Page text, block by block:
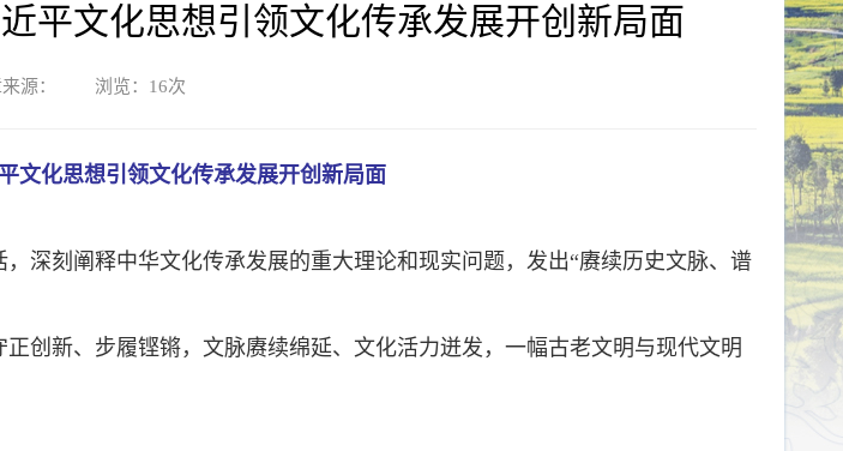
文化思想引领文化传承发展开创新局面
来源： 浏览： 16次
化思想引领文化传承发展开创新局面
深刻阐释中华文化传承发展的重大理论和现实问题，发出“赓续历史文脉、谱
创新、步履铿锵，文脉赓续绵延、文化活力迸发，一幅古老文明与现代文明